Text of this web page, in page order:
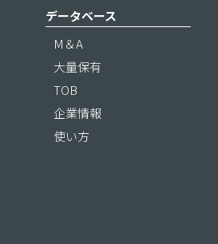
データベース
M＆A
大量保有
TOB
企業情報
使い方